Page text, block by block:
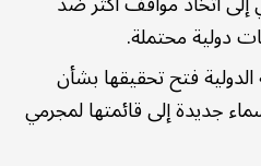
دولية محتملة.
فتح تحقيقها بشأن
جديدة إلى قائمتها لمجرمي